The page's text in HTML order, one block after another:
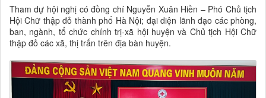
Tham dự hội nghị có đồng chí Nguyễn Xuân Hiền – Phó Chủ tịch
Hội Chữ thập đỏ thành phố Hà Nội; đại diện lãnh đạo các phòng,
ban, ngành, tổ chức chính trị-xã hội huyện và Chủ tịch Hội Chữ
thập đỏ các xã, thị trấn trên địa bàn huyện.